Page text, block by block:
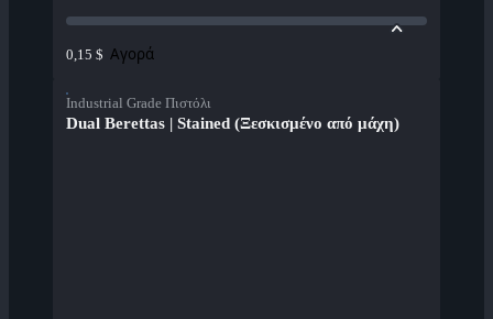
0,15 $ Αγορά
Industrial Grade Πιστόλι
Dual Berettas | Stained (Ξεσκισμένο από μάχη)